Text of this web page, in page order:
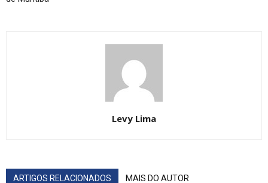
Levy Lima
ARTIGOS RELACIONADOS MAIS DO AUTOR